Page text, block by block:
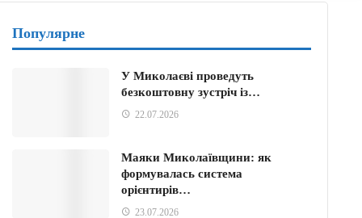
Популярне
У Миколаєві проведуть
безкоштовну зустріч із…
22.07.2026
Маяки Миколаївщини: як
формувалась система
орієнтирів…
23.07.2026